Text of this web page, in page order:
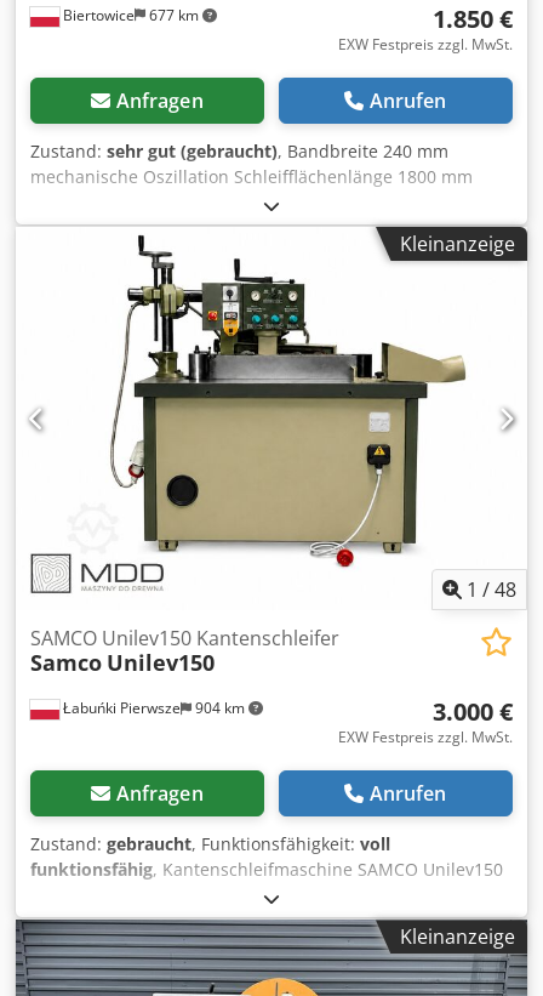
Biertowice 677 km 1.850 €
EXW Festpreis zzgl. MwSt.
Anfragen Anrufen
Zustand: sehr gut (gebraucht), Bandbreite 240 mm
mechanische Oszillation Schleifflächenlänge 1800 mm
Cjdpfow A Riuox Ab Serf Tischabmessungen 340x1400 mm
Aggregatwinkelverstellung Flanschdurchmesser für
Absaugung 150 mm Motorleistung 7,5 kW
Kleinanzeige
1 /48
Łabuńki Pierwsze 904 km
SAMCO Unilev150 Kantenschleifer
Samco Unilev150
3.000 €
EXW Festpreis zzgl. MwSt.
Anfragen Anrufen
Zustand: gebraucht, Funktionsfähigkeit: voll
funktionsfähig, Kantenschleifmaschine SAMCO Unilev150
mit 4-Rollen-Vorschub Technische Daten: • Zustand –
gebraucht, nach umfassender Überholung • Hersteller –
Samco • Modell – Unilev 150 • Arbeitshöhe – 150 mm •
Schleifbandabmessungen 150 x 2150 mm • Auflagetische:
Kleinanzeige